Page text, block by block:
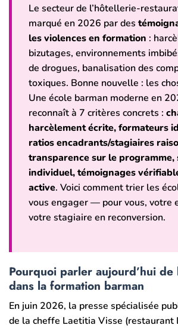
Le secteur de l’hôtellerie-
marqué en 2026 par des
les violences en formation :
bizutages, environnements
de drogues, banalisation des
toxiques. Bonne nouvelle : les
Une école barman moderne en
reconnaît à 7 critères concrets :
harcèlement écrite, formateurs
ratios encadrants/stagiaires
transparence sur le programme,
individuel, témoignages
active. Voici comment trier les
vous engager — pour vous, votre
votre stagiaire en reconversion.
Pourquoi parler aujourd’hui
dans la formation barman
En juin 2026, la presse spécialisée
de la cheffe Laetitia Visse (restaurant